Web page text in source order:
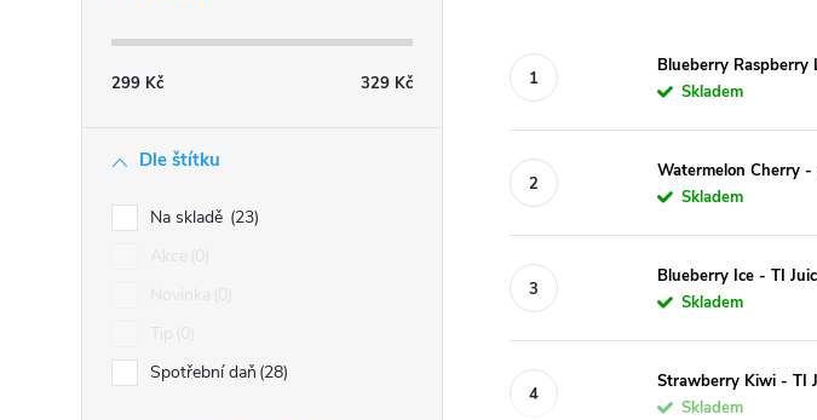
299 Kč 329 Kč
Dle štítku
Na skladě 23
Spotřební daň 28
Blueberry Raspberry
Skladem
Watermelon Cherry
Skladem
Blueberry Ice - TI
Skladem
Strawberry Kiwi - TI
Skladem